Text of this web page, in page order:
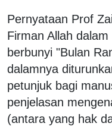
Pernyataan Prof
Firman Allah
berbunyi "Bulan
dalamnya
petunjuk bagi
penjelasan
(antara yang hak